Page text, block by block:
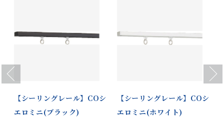
Previous
【シーリングレール】COシ
エロミニ(ブラック)
【シーリングレール】COシ
エロミニ(ホワイト)
Next